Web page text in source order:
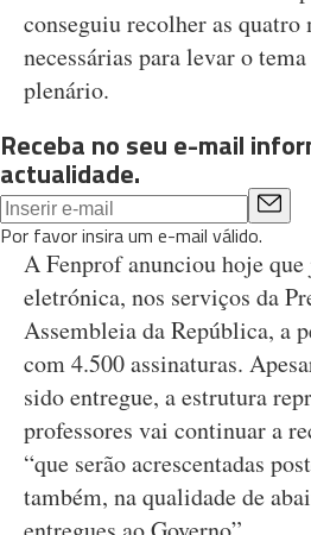
conseguiu recolher as quatro
necessárias para levar o
plenário.
Receba no seu e-mail
actualidade.
Por favor insira um e-mail válido.
A Fenprof anunciou hoje
eletrónica, nos serviços da
Assembleia da República, a
com 4.500 assinaturas.
sido entregue, a estrutura
professores vai continuar a
“que serão acrescentadas
também, na qualidade de